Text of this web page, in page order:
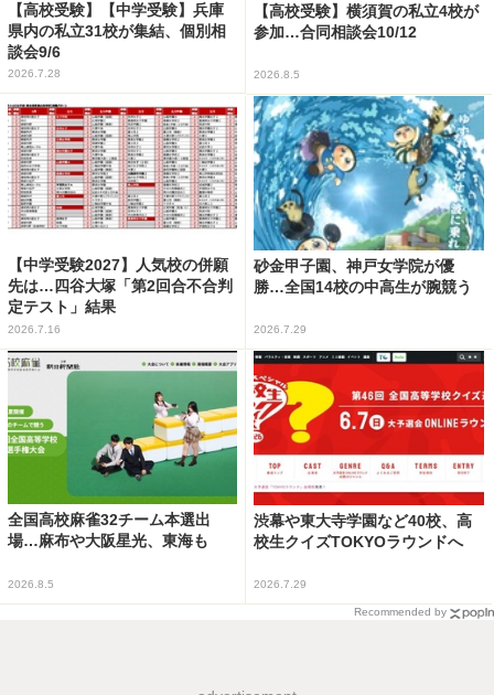
【高校受験】【中学受験】兵庫
県内の私立31校が集結、個別相
談会9/6
2026.7.28
【高校受験】横須賀の私立4校が
参加…合同相談会10/12
2026.8.5
【中学受験2027】人気校の併願
先は…四谷大塚「第2回合不合判
定テスト」結果
2026.7.16
砂金甲子園、神戸女学院が優
勝…全国14校の中高生が腕競う
2026.7.29
全国高校麻雀32チーム本選出
場…麻布や大阪星光、東海も
2026.8.5
渋幕や東大寺学園など40校、高
校生クイズTOKYOラウンドへ
2026.7.29
Recommended by